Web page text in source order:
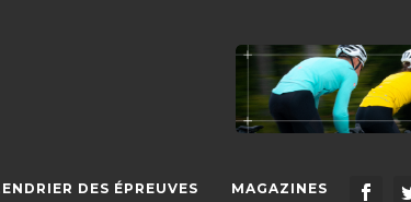
DES ÉPREUVES MAGAZINES